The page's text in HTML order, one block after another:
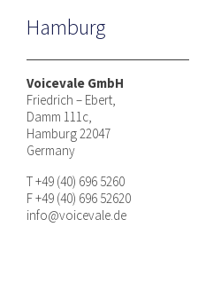
Hamburg
Voicevale GmbH
Friedrich – Ebert,
Damm 111c,
Hamburg 22047
Germany
T +49 (40) 696 5260
F +49 (40) 696 52620
info@voicevale.de